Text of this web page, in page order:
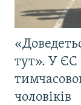
тут». У ЄС
чоловіків